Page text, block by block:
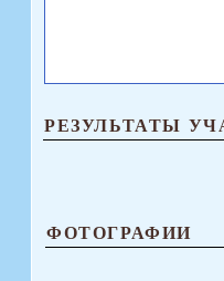
РЕЗУЛЬТАТЫ
ФОТОГРАФИИ